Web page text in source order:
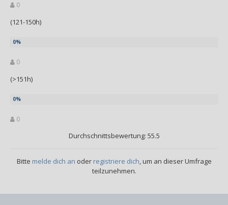
0
(121-150h)
0
(>151h)
0
Durchschnittsbewertung: 55.5
Bitte melde dich an oder registriere dich, um an dieser Umfrage
teilzunehmen.